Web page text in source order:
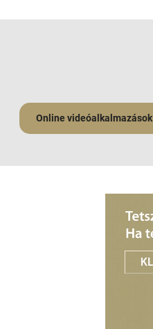
Online videóalkalmazások